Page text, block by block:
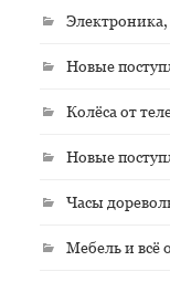
Новые
Колёса от
Новые
Часы
Мебель и всё